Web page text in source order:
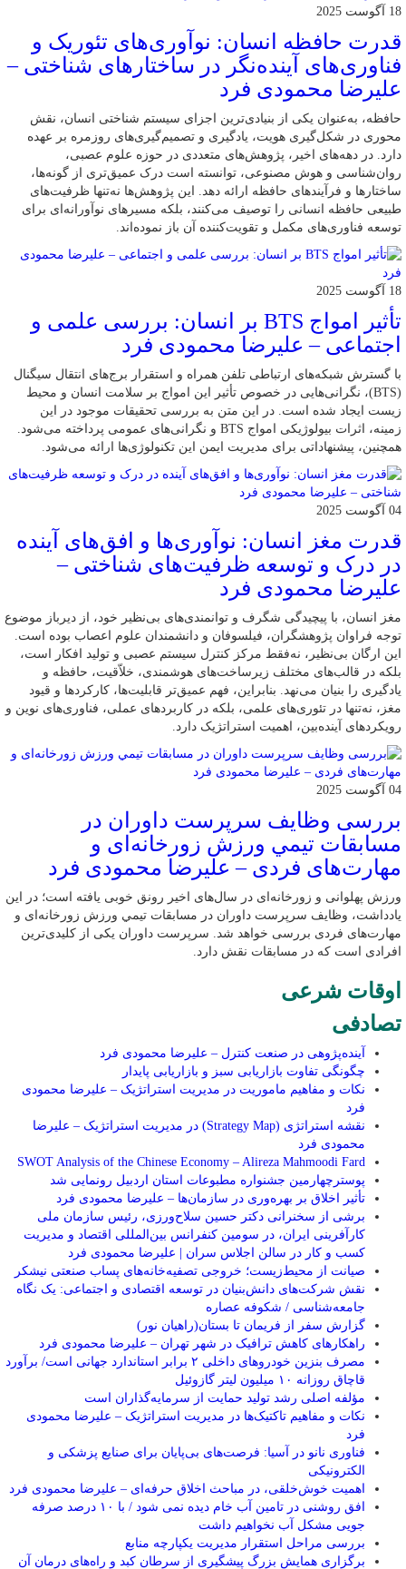
18 آگوست 2025
قدرت حافظه انسان: نوآوری‌های تئوریک و
فناوری‌های آینده‌نگر در ساختارهای شناختی –
علیرضا محمودی فرد
حافظه، به‌عنوان یکی از بنیادی‌ترین اجزای سیستم شناختی انسان، نقش
محوری در شکل‌گیری هویت، یادگیری و تصمیم‌گیری‌های روزمره بر عهده
دارد. در دهه‌های اخیر، پژوهش‌های متعددی در حوزه علوم عصبی،
روان‌شناسی و هوش مصنوعی، توانسته‌ است درک عمیق‌تری از گونه‌ها،
ساختارها و فرآیندهای حافظه ارائه دهد. این پژوهش‌ها نه‌تنها ظرفیت‌های
طبیعی حافظه انسانی را توصیف می‌کنند، بلکه مسیرهای نوآورانه‌ای برای
توسعه فناوری‌های مکمل و تقویت‌کننده آن باز نموده‌اند.
18 آگوست 2025
تأثیر امواج BTS بر انسان: بررسی علمی و
اجتماعی – علیرضا محمودی فرد
با گسترش شبکه‌های ارتباطی تلفن همراه و استقرار برج‌های انتقال سیگنال
(BTS)، نگرانی‌هایی در خصوص تأثیر این امواج بر سلامت انسان و محیط
زیست ایجاد شده است. در این متن به بررسی تحقیقات موجود در این
زمینه، اثرات بیولوژیکی امواج BTS و نگرانی‌های عمومی پرداخته می‌شود.
همچنین، پیشنهاداتی برای مدیریت ایمن این تکنولوژی‌ها ارائه می‌شود.
04 آگوست 2025
قدرت مغز انسان: نوآوری‌ها و افق‌های آینده
در درک و توسعه ظرفیت‌های شناختی –
علیرضا محمودی فرد
مغز انسان، با پیچیدگی شگرف و توانمندی‌های بی‌نظیر خود، از دیرباز موضوع
توجه فراوان پژوهشگران، فیلسوفان و دانشمندان علوم اعصاب بوده است.
این ارگان بی‌نظیر، نه‌فقط مرکز کنترل سیستم عصبی و تولید افکار است،
بلکه در قالب‌های مختلف زیرساخت‌های هوشمندی، خلاّقیت، حافظه و
یادگیری را بنیان می‌نهد. بنابراین، فهم عمیق‌تر قابلیت‌ها، کارکردها و قیود
مغز، نه‌تنها در تئوری‌های علمی، بلکه در کاربردهای عملی، فناوری‌های نوین و
رویکردهای آینده‌بین، اهمیت استراتژیک دارد.
04 آگوست 2025
بررسی وظايف سرپرست داوران در
مسابقات تیمي ورزش زورخانه‌ای و
مهارت‌های فردی – علیرضا محمودی فرد
ورزش پهلوانی و زورخانه‌ای در سال‌های اخیر رونق خوبی یافته است؛ در این
یادداشت، وظایف سرپرست داوران در مسابقات تیمي ورزش زورخانه‌ای و
مهارت‌های فردی بررسی خواهد شد. سرپرست داوران یکی از کلیدی‌ترین
افرادی است که در مسابقات نقش دارد.
اوقات شرعی
تصادفی
آینده‌پژوهی در صنعت کنترل – علیرضا محمودی فرد
چگونگی تفاوت بازاریابی سبز و بازاریابی پایدار
نکات و مفاهیم ماموریت در مدیریت استراتژیک – علیرضا محمودی
فرد
نقشه استراتژی (Strategy Map) در مدیریت استراتژیک – علیرضا
محمودی فرد
SWOT Analysis of the Chinese Economy – Alireza Mahmoodi Fard
پوسترچهارمین جشنواره مطبوعات استان اردبیل رونمایی شد
تأثیر اخلاق بر بهره‌وری در سازمان‌ها – علیرضا محمودی فرد
برشی از سخنرانی دکتر حسین سلاح‌ورزی، رئیس سازمان ملی
کارآفرینی ایران، در سومین کنفرانس بین‌المللی اقتصاد و مدیریت
کسب و کار در سالن اجلاس سران | علیرضا محمودی فرد
صیانت از محیط‌زیست؛ خروجی تصفیه‌خانه‌های پساب صنعتی نیشکر
نقش شرکت‌های دانش‌بنیان در توسعه اقتصادی و اجتماعی: یک نگاه
جامعه‌شناسی / شکوفه عصاره
گزارش سفر از فریمان تا بستان(راهیان نور)
راهکارهای کاهش ترافیک در شهر تهران – علیرضا محمودی فرد
مصرف بنزین خودروهای داخلی ۲ برابر استاندارد جهانی است/ برآورد
قاچاق روزانه ۱۰ میلیون لیتر گازوئیل
مؤلفه اصلی رشد تولید حمایت از سرمایه‌گذاران است
نکات و مفاهیم تاکتیک‌ها در مدیریت استراتژیک – علیرضا محمودی
فرد
فناوری نانو در آسیا: فرصت‌های بی‌پایان برای صنایع پزشکی و
الکترونیکی
اهمیت خوش‌خلقی، در مباحث اخلاق حرفه‌ای – علیرضا محمودی فرد
افق روشنی در تامین آب خام دیده نمی شود / با ۱۰ درصد صرفه
جویی مشکل آب نخواهیم داشت
بررسی مراحل استقرار مدیریت یکپارچه منابع
برگزاری همایش بزرگ پیشگیری از سرطان کبد و راه‌های درمان آن